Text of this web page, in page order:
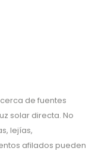
de fuentes
solar directa. No
lejías,
afilados pueden